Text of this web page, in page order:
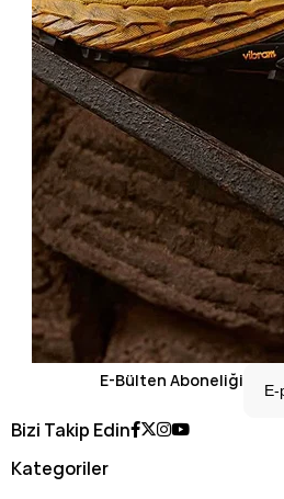
E-Bülten Aboneliği
Bizi Takip Edin
Kategoriler